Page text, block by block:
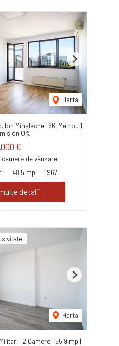
Harta
Next
Mihalache 166, Metrou 1
0%
€
de vânzare
48.5 mp 1967
detalii
Harta
Next
| 2 Camere | 55.9 mp |